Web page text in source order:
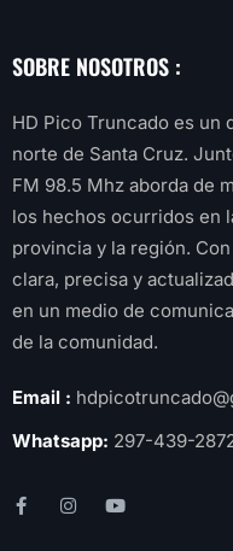
SOBRE NOSOTROS :
HD Pico Truncado es un
norte de Santa Cruz.
FM 98.5 Mhz aborda de
los hechos ocurridos en
provincia y la región.
clara, precisa y
en un medio de
de la comunidad.
Email :
Whatsapp: 297-439-